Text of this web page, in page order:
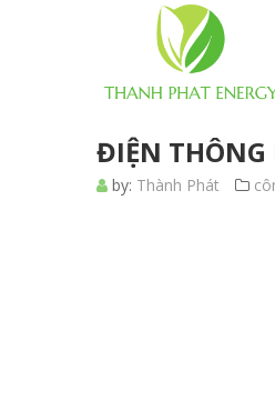
ĐIỆN
by: Thành Phát